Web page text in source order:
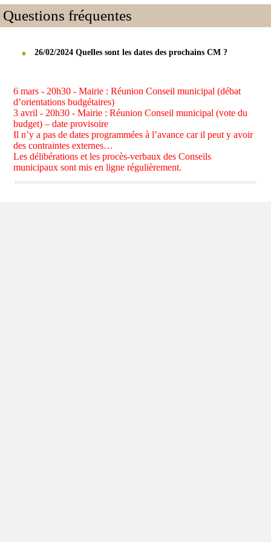
Questions fréquentes
26/02/2024 Quelles sont les dates des prochains CM ?
6 mars - 20h30 - Mairie : Réunion Conseil municipal (débat
d’orientations budgétaires)
3 avril - 20h30 - Mairie : Réunion Conseil municipal (vote du
budget) – date provisoire
Il n’y a pas de dates programmées à l’avance car il peut y avoir
des contraintes externes…
Les délibérations et les procès-verbaux des Conseils
municipaux sont mis en ligne régulièrement.